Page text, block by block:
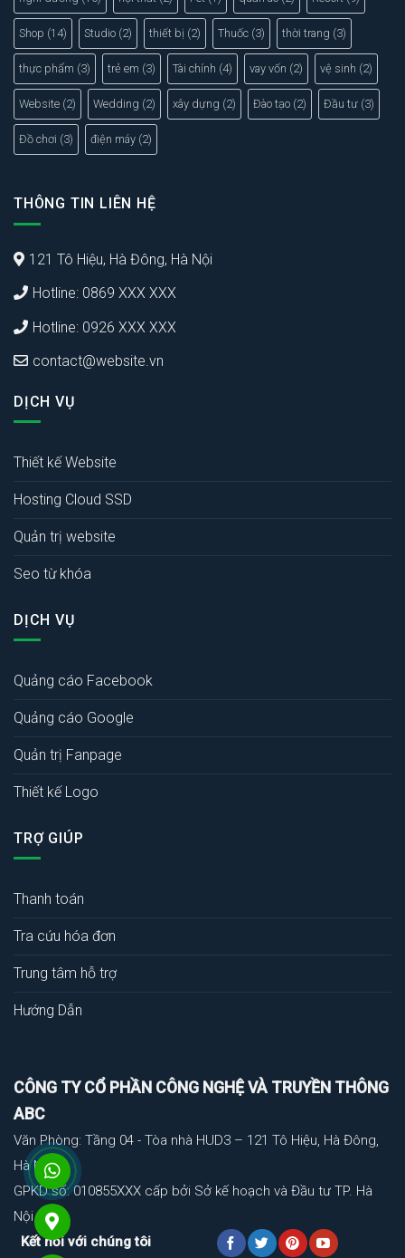
Shop (14) Studio (2) thiết bị (2) Thuốc (3) thời trang (3)
thực phẩm (3) trẻ em (3) Tài chính (4) vay vốn (2) vệ sinh (2)
Website (2) Wedding (2) xây dựng (2) Đào tạo (2) Đầu tư (3)
Đồ chơi (3) điện máy (2)
THÔNG TIN LIÊN HỆ
121 Tô Hiệu, Hà Đông, Hà Nội
Hotline: 0869 XXX XXX
Hotline: 0926 XXX XXX
contact@website.vn
DỊCH VỤ
Thiết kế Website
Hosting Cloud SSD
Quản trị website
Seo từ khóa
DỊCH VỤ
Quảng cáo Facebook
Quảng cáo Google
Quản trị Fanpage
Thiết kế Logo
TRỢ GIÚP
Thanh toán
Tra cứu hóa đơn
Trung tâm hỗ trợ
Hướng Dẫn
CÔNG TY CỔ PHẦN CÔNG NGHỆ VÀ TRUYỀN THÔNG
ABC
Văn Phòng: Tầng 04 - Tòa nhà HUD3 – 121 Tô Hiệu, Hà Đông,
Hà Nội
GPKD số: 010855XXX cấp bởi Sở kế hoạch và Đầu tư TP. Hà
Nội
Kết nối với chúng tôi